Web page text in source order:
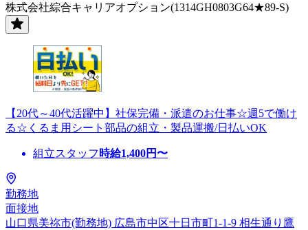
株式会社綜合キャリアオプション(1314GH0803G64★89-S)
【20代～40代活躍中】社保完備・派遣のお仕事☆週5で働け
る☆くるま用シート部品の組立・製品運搬/日払いOK
組立スタッフ 時給1,400円〜
勤務地
面接地
山口県美祢市(勤務地) 広島市中区十日市町1-1-9 相生通り鷹